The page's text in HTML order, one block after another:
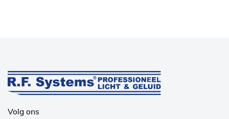
Volg ons